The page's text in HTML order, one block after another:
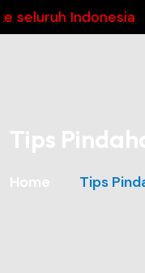
Indonesia
Tips
Home Tips